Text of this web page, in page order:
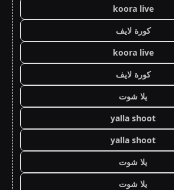
koora live
كورة لايف
koora live
كورة لايف
يلا شوت
yalla shoot
yalla shoot
يلا شوت
يلا شوت